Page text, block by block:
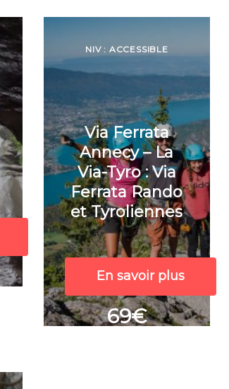
NIV : ACCESSIBLE
Via Ferrata
Annecy – La
Via-Tyro : Via
Ferrata Rando
et Tyroliennes
En savoir plus
69€